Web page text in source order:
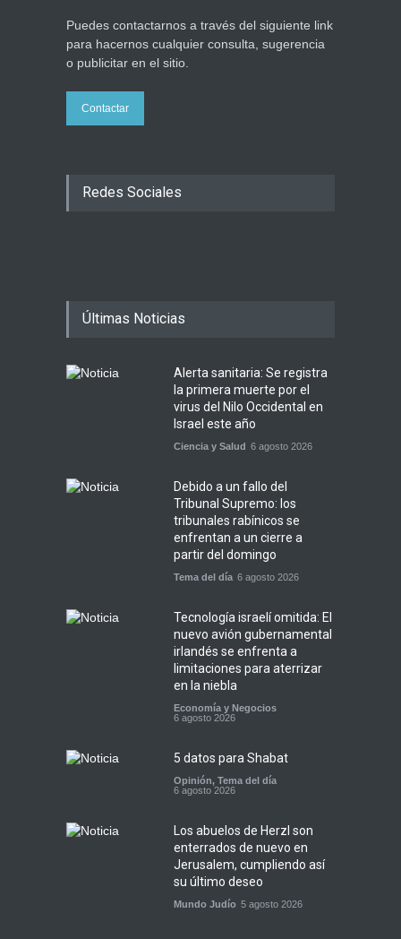
Puedes contactarnos a través del siguiente link
para hacernos cualquier consulta, sugerencia
o publicitar en el sitio.
Contactar
Redes Sociales
Últimas Noticias
Alerta sanitaria: Se registra
la primera muerte por el
virus del Nilo Occidental en
Israel este año
Ciencia y Salud 6 agosto 2026
Debido a un fallo del
Tribunal Supremo: los
tribunales rabínicos se
enfrentan a un cierre a
partir del domingo
Tema del día 6 agosto 2026
Tecnología israelí omitida: El
nuevo avión gubernamental
irlandés se enfrenta a
limitaciones para aterrizar
en la niebla
Economía y Negocios
6 agosto 2026
5 datos para Shabat
Opinión, Tema del día
6 agosto 2026
Los abuelos de Herzl son
enterrados de nuevo en
Jerusalem, cumpliendo así
su último deseo
Mundo Judío 5 agosto 2026